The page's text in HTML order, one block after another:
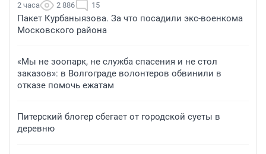
2 часа 2 886 15
Пакет Курбаныязова. За что посадили экс-военкома
Московского района
«Мы не зоопарк, не служба спасения и не стол
заказов»: в Волгограде волонтеров обвинили в
отказе помочь ежатам
Питерский блогер сбегает от городской суеты в
деревню